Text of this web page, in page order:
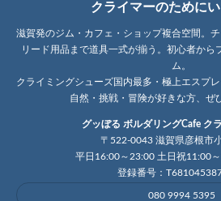
クライマーのために
滋賀発のジム・カフェ・ショップ複合空間。
リード用品まで道具一式が揃う。初心者から
ム。
クライミングシューズ国内最多・極上エスプ
自然・挑戦・冒険が好きな方、ぜ
グッぼる ボルダリングCafe ク
〒522-0043 滋賀県彦根市
平日16:00～23:00 土日祝11:00
登録番号：
080 9994 5395